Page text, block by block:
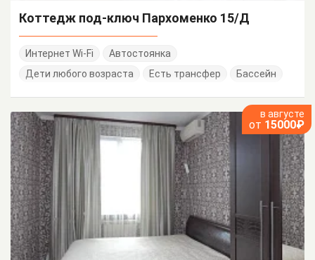
Коттедж под-ключ Пархоменко 15/Д
Интернет Wi-Fi
Автостоянка
Дети любого возраста
Есть трансфер Бассейн
в августе
от 15000₽